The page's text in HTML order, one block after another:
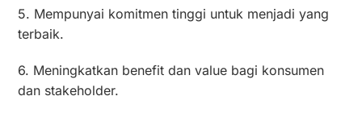
5. Mempunyai komitmen tinggi untuk menjadi yang
terbaik.
6. Meningkatkan benefit dan value bagi konsumen
dan stakeholder.